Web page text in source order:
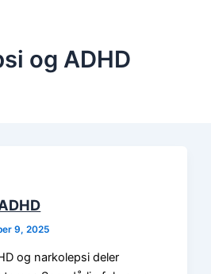
og ADHD
9, 2025
og narkolepsi deler